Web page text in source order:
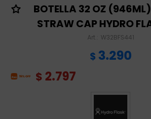
BOTELLA 32 OZ (946ML)
STRAW CAP HYDRO
W32BFS441
$ 3.290
$ 2.797